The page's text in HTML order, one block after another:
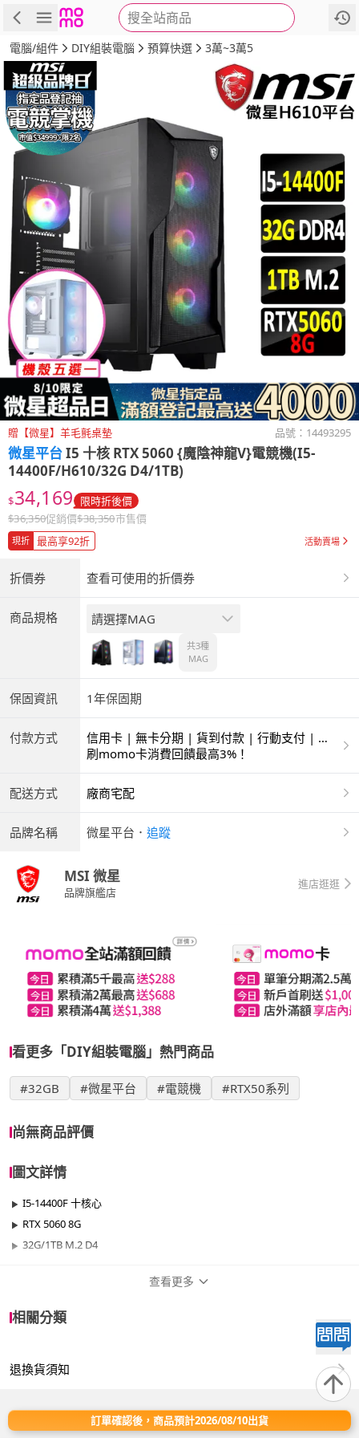
搜全站商品
商品 評價 詳情
電腦/組件 DIY組裝電腦 預算快選 3萬~3萬5
贈【微星】羊毛氈桌墊 品號： 14493295
微星平台I5 十核 RTX 5060 {魔陰神龍V}電競機(I5-
14400F/H610/32G D4/1TB)
$34,169 限時折後價
$36,350促銷價$38,350市售價
現折 最高享92折 活動賣場
折價券 查看可使用的折價券
商品規格 請選擇MAG
共3種
MAG
保固資訊 1年保固期
付款方式
信用卡 | 無卡分期 | 貨到付款 | 行動支付 | 銀
聯卡
刷momo卡消費回饋最高3%！
配送方式 廠商宅配
品牌名稱 微星平台 ． 追蹤
MSI 微星
品牌旗艦店
進店逛逛
看更多「DIY組裝電腦」熱門商品
#32GB #微星平台 #電競機 #RTX50系列
尚無商品評價
圖文詳情
I5-14400F 十核心
RTX 5060 8G
32G/1TB M.2 D4
效能
晶片 RTX50系列
查看更多
相關分類
退換貨須知
訂單確認後，商品預計2026/08/10出貨